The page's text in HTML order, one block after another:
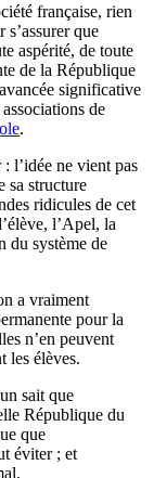
française, rien
que
aspérité, de toute
de la République
significative
de
.
l’idée ne vient pas
sa structure
ridicules de cet
l’Apel, la
du système de
a vraiment
pour la
n’en peuvent
les élèves.
sait que
République du
que
éviter ; et